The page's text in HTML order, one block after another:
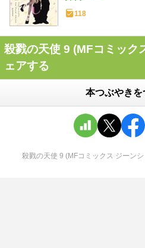
118
殺戮の天使 9 (MFコミック
ェアする
本つぶやきを
殺戮の天使 9 (MFコミックス ジーン